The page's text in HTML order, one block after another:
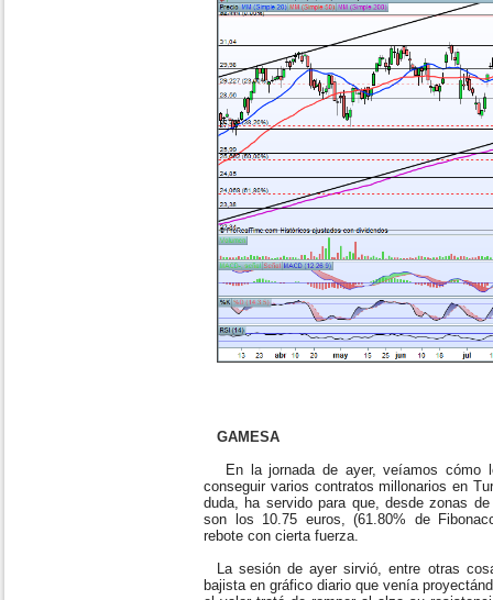
GAMESA
En la jornada de ayer, veíamos cómo
conseguir varios contratos millonarios en
duda, ha servido para que, desde zonas
son los 10.75 euros, (61.80% de
rebote con cierta fuerza.
La sesión de ayer sirvió, entre otras
bajista en gráfico diario que venía